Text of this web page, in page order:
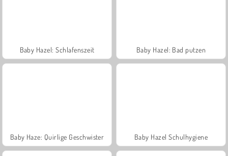
Baby Hazel: Schlafenszeit Baby Hazel: Bad putzen
Baby Haze: Quirlige Geschwister Baby Hazel Schulhygiene